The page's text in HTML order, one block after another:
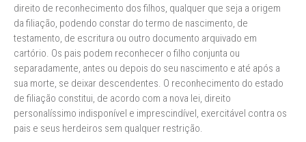
direito de reconhecimento dos filhos, qualquer que seja a origem
da filiação, podendo constar do termo de nascimento, de
testamento, de escritura ou outro documento arquivado em
cartório. Os pais podem reconhecer o filho conjunta ou
separadamente, antes ou depois do seu nascimento e até após a
sua morte, se deixar descendentes. O reconhecimento do estado
de filiação constitui, de acordo com a nova lei, direito
personalíssimo indisponível e imprescindível, exercitável contra os
pais e seus herdeiros sem qualquer restrição.